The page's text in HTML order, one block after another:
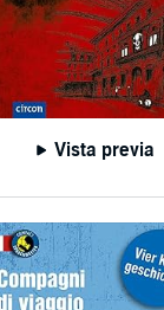
Vista previa